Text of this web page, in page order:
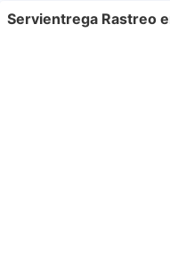
Servientrega Rastreo